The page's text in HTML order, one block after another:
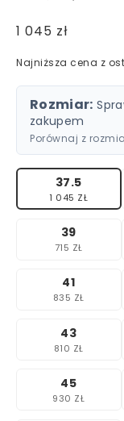
1 045 zł
Najniższa cena z
Rozmiar:
zakupem
Porównaj z
37.5
1 045 ZŁ
39
715 ZŁ
41
835 ZŁ
43
810 ZŁ
45
930 ZŁ